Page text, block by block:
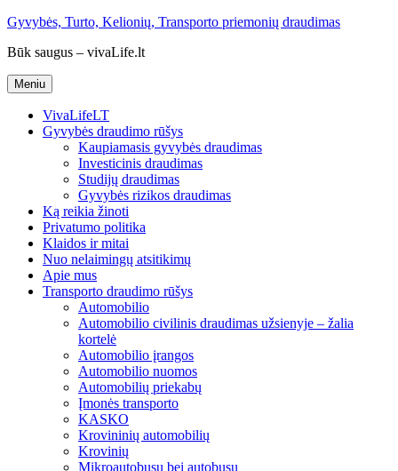
Eiti
turinio
Gyvybės, Turto, Kelionių, Transporto priemonių draudimas
Būk saugus – vivaLife.lt
Meniu
VivaLifeLT
Gyvybės draudimo rūšys
Kaupiamasis gyvybės draudimas
Investicinis draudimas
Studijų draudimas
Gyvybės rizikos draudimas
Ką reikia žinoti
Privatumo politika
Klaidos ir mitai
Nuo nelaimingų atsitikimų
Apie mus
Transporto draudimo rūšys
Automobilio
Automobilio civilinis draudimas užsienyje – žalia
kortelė
Automobilio įrangos
Automobilio nuomos
Automobilių priekabų
Įmonės transporto
KASKO
Krovininių automobilių
Krovinių
Mikroautobusų bei autobusų